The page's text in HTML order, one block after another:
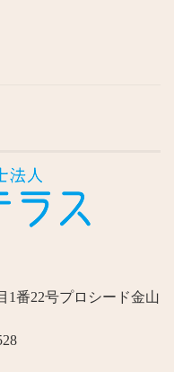
1番22号プロシード金山